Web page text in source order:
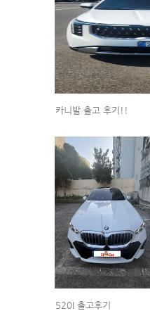
카니발 출고 후기!!
520I 출고후기